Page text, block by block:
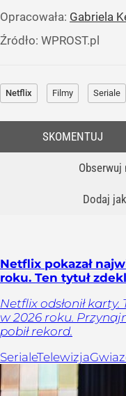
Opracowała: Gabriela
Źródło: WPROST.pl
Netflix Filmy Seriale
Obserwuj
Dodaj
SKOMENTUJ
Netflix pokazał
roku. Ten tytuł
Netflix odsłonił
w 2026 roku.
pobił rekord.
SerialeTelewizja